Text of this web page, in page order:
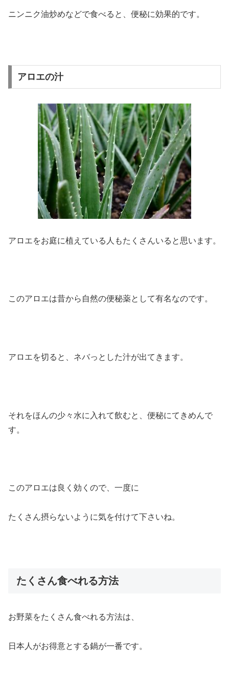
ニンニク油炒めなどで食べると、便秘に効果的です。
アロエの汁
アロエをお庭に植えている人もたくさんいると思います。
このアロエは昔から自然の便秘薬として有名なのです。
アロエを切ると、ネバっとした汁が出てきます。
それをほんの少々水に入れて飲むと、便秘にてきめんで
す。
このアロエは良く効くので、一度に
たくさん摂らないように気を付けて下さいね。
たくさん食べれる方法
お野菜をたくさん食べれる方法は、
日本人がお得意とする鍋が一番です。